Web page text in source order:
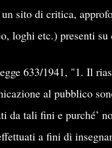
sito di critica,
loghi etc.) presenti
633/1941, "1. Il
al pubblico
da tali fini e purché’
a fini di